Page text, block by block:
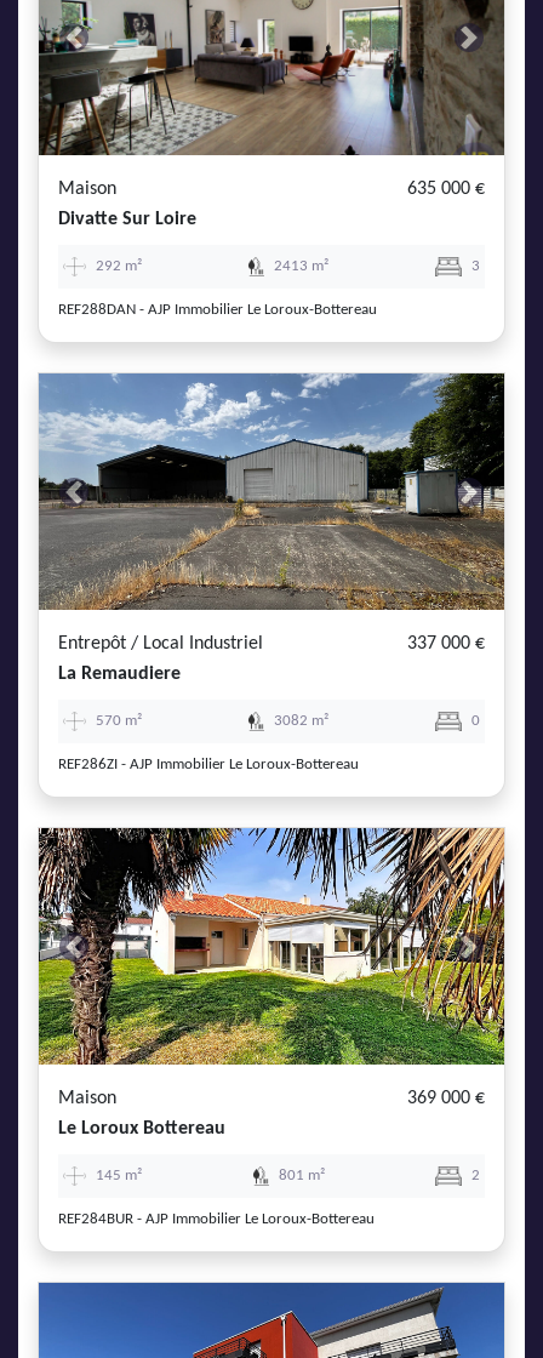
Previous Next
Maison
635 000 €
Divatte Sur Loire
292 m² 2413 m² 3
REF288DAN - AJP Immobilier Le Loroux-Bottereau
Previous Next
Entrepôt / Local Industriel
337 000 €
La Remaudiere
570 m² 3082 m² 0
REF286ZI - AJP Immobilier Le Loroux-Bottereau
Previous Next
Maison
369 000 €
Le Loroux Bottereau
145 m² 801 m² 2
REF284BUR - AJP Immobilier Le Loroux-Bottereau